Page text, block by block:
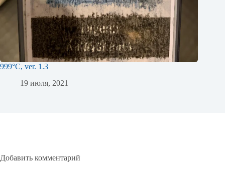
999°C, ver. 1.3
19 июля, 2021
Добавить комментарий